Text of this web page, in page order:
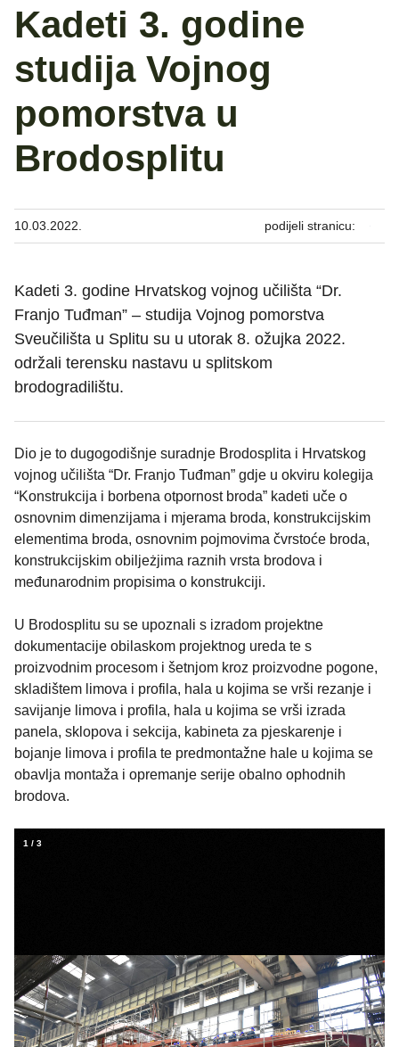
Kadeti 3. godine
studija Vojnog
pomorstva u
Brodosplitu
10.03.2022. podijeli stranicu:
Kadeti 3. godine Hrvatskog vojnog učilišta “Dr.
Franjo Tuđman” – studija Vojnog pomorstva
Sveučilišta u Splitu su u utorak 8. ožujka 2022.
održali terensku nastavu u splitskom
brodogradilištu.
Dio je to dugogodišnje suradnje Brodosplita i Hrvatskog
vojnog učilišta “Dr. Franjo Tuđman” gdje u okviru kolegija
“Konstrukcija i borbena otpornost broda” kadeti uče o
osnovnim dimenzijama i mjerama broda, konstrukcijskim
elementima broda, osnovnim pojmovima čvrstoće broda,
konstrukcijskim obiljeżjima raznih vrsta brodova i
međunarodnim propisima o konstrukciji.
U Brodosplitu su se upoznali s izradom projektne
dokumentacije obilaskom projektnog ureda te s
proizvodnim procesom i šetnjom kroz proizvodne pogone,
skladištem limova i profila, hala u kojima se vrši rezanje i
savijanje limova i profila, hala u kojima se vrši izrada
panela, sklopova i sekcija, kabineta za pjeskarenje i
bojanje limova i profila te predmontažne hale u kojima se
obavlja montaža i opremanje serije obalno ophodnih
brodova.
1 / 3